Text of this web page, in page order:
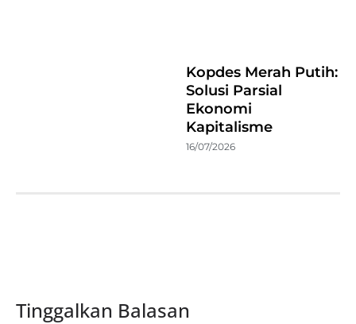
Kopdes Merah Putih:
Solusi Parsial
Ekonomi
Kapitalisme
16/07/2026
Tinggalkan Balasan